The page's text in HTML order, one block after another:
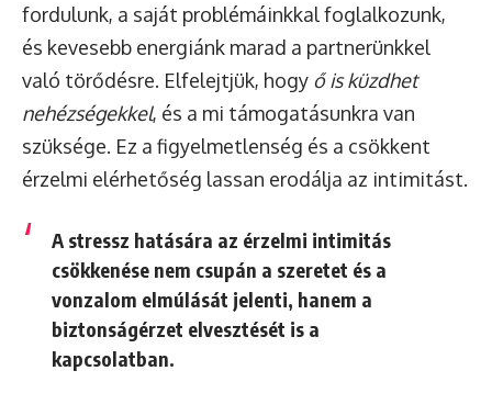
fordulunk, a saját problémáinkkal foglalkozunk,
és kevesebb energiánk marad a partnerünkkel
való törődésre. Elfelejtjük, hogy ő is küzdhet
nehézségekkel, és a mi támogatásunkra van
szüksége. Ez a figyelmetlenség és a csökkent
érzelmi elérhetőség lassan erodálja az intimitást.
A stressz hatására az érzelmi intimitás
csökkenése nem csupán a szeretet és a
vonzalom elmúlását jelenti, hanem a
biztonságérzet elvesztését is a
kapcsolatban.